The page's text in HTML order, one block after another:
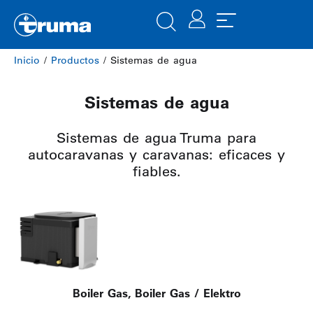
Inicio / Productos / Sistemas de agua
Sistemas de agua
Sistemas de agua Truma para
autocaravanas y caravanas: eficaces y
fiables.
Boiler Gas, Boiler Gas / Elektro